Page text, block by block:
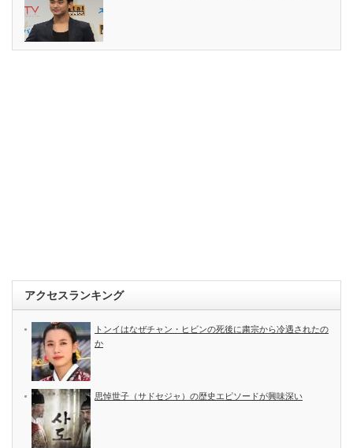
アクセスランキング
トンイはなぜチャン・ヒビンの死後に粛宗から冷遇されたの
か
思悼世子（サドセジャ）の歴史エピソードが興味深い